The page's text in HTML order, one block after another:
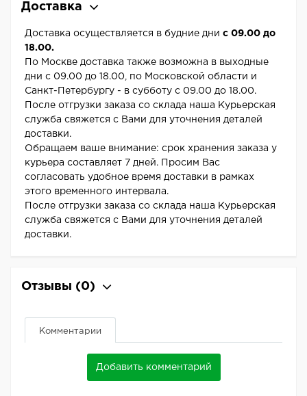
Доставка
Доставка осуществляется в будние дни с 09.00 до
18.00.
По Москве доставка также возможна в выходные
дни с 09.00 до 18.00, по Московской области и
Санкт-Петербургу - в субботу с 09.00 до 18.00.
После отгрузки заказа со склада наша Курьерская
служба свяжется с Вами для уточнения деталей
доставки.
Обращаем ваше внимание: срок хранения заказа у
курьера составляет 7 дней. Просим Вас
согласовать удобное время доставки в рамках
этого временного интервала.
После отгрузки заказа со склада наша Курьерская
служба свяжется с Вами для уточнения деталей
доставки.
Отзывы (0)
Комментарии
Добавить комментарий